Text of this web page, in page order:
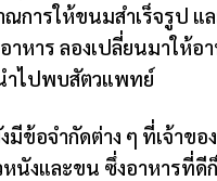
การให้ขนมสำเร็จรูป
าร ลองเปลี่ยนมาให้อา
ำไปพบสัตวแพทย์
มีข้อจำกัดต่าง ๆ ที่เจ้าข
นังและขน ซึ่งอาหารที่ดี